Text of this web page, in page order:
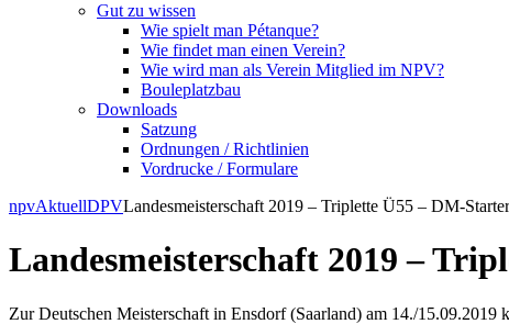
Gut zu wissen
Wie spielt man Pétanque?
Wie findet man einen Verein?
Wie wird man als Verein Mitglied im NPV?
Bouleplatzbau
Downloads
Satzung
Ordnungen / Richtlinien
Vordrucke / Formulare
Skip
content
npvAktuellDPVLandesmeisterschaft 2019 – Triplette Ü55 – DM-Starter
Landesmeisterschaft 2019 –
Zur Deutschen Meisterschaft in Ensdorf (Saarland) am 14./15.09.2019